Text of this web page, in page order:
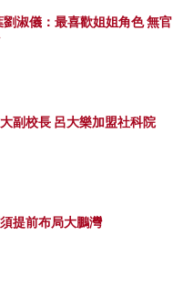
淑儀：最喜歡姐姐角色 無官
副校長 呂大樂加盟社科院
提前布局大鵬灣